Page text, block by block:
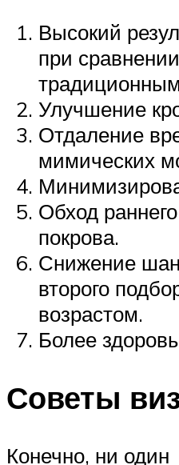
Высокий
при
Улучшение
Отдаление
мимических
Обход
покрова.
Снижение
второго
возрастом.
Более
Советы
Конечно, ни один